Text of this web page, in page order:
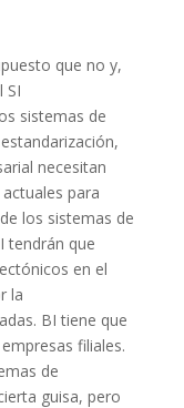
que no y,
SI
sistemas de
necesitan
para
los sistemas de
tendrán que
en el
la
BI tiene que
filiales.
de
guisa, pero